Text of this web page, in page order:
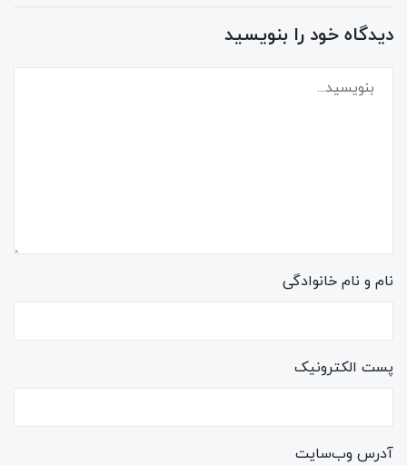
دیدگاه خود را بنویسید
نام و نام خانوادگی
پست الکترونیک
آدرس وب‌سایت